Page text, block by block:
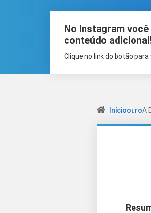
No Instagram
conteúdo adicional!
Clique no link do botão
InícioouroA